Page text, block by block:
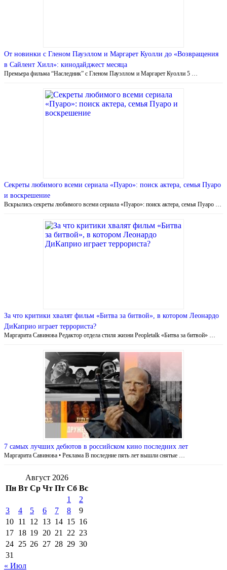
От новинки с Гленом Пауэллом и Маргарет Куолли до «Возвращения
в Сайлент Хилл»: кинодайджест месяца
Премьера фильма “Наследник” с Гленом Пауэллом и Маргарет Куолли 5 …
Секреты любимого всеми сериала «Пуаро»: поиск актера, семья Пуаро
и воскрешение
Вскрылись секреты любимого всеми сериала «Пуаро»: поиск актера, семья Пуаро …
За что критики хвалят фильм «Битва за битвой», в котором Леонардо
ДиКаприо играет террориста?
Маргарита Савинова Редактор отдела стиля жизни Peopletalk «Битва за битвой» …
7 самых лучших дебютов в российском кино последних лет
Маргарита Савинова • Реклама В последние пять лет вышли снятые …
Август 2026
Пн Вт Ср Чт Пт Сб Вс
1
2
3
4 5 6 7 8
9
10 11 12 13 14 15 16
17 18 19 20 21 22 23
24 25 26 27 28 29 30
31
« Июл